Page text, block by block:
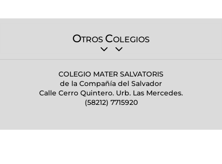
OTROS COLEGIOS
COLEGIO MATER SALVATORIS
de la Compañía del Salvador
Calle Cerro Quintero. Urb. Las Mercedes.
(58212) 7715920